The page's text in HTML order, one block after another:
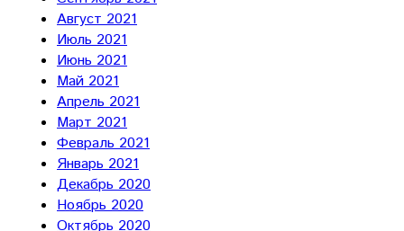
Август 2021
Июль 2021
Июнь 2021
Май 2021
Апрель 2021
Март 2021
Февраль 2021
Январь 2021
Декабрь 2020
Ноябрь 2020
Октябрь 2020